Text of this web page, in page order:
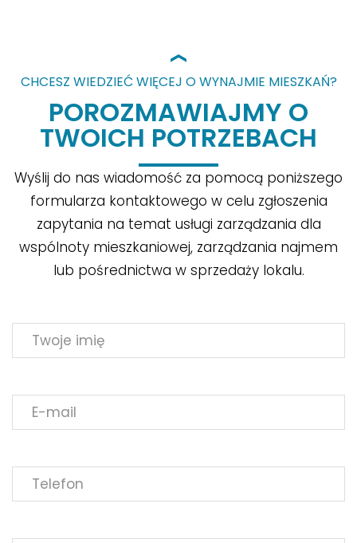
CHCESZ WIEDZIEĆ WIĘCEJ O WYNAJMIE MIESZKAŃ?
POROZMAWIAJMY O
TWOICH POTRZEBACH
Wyślij do nas wiadomość za pomocą poniższego
formularza kontaktowego w celu zgłoszenia
zapytania na temat usługi zarządzania dla
wspólnoty mieszkaniowej, zarządzania najmem
lub pośrednictwa w sprzedaży lokalu.